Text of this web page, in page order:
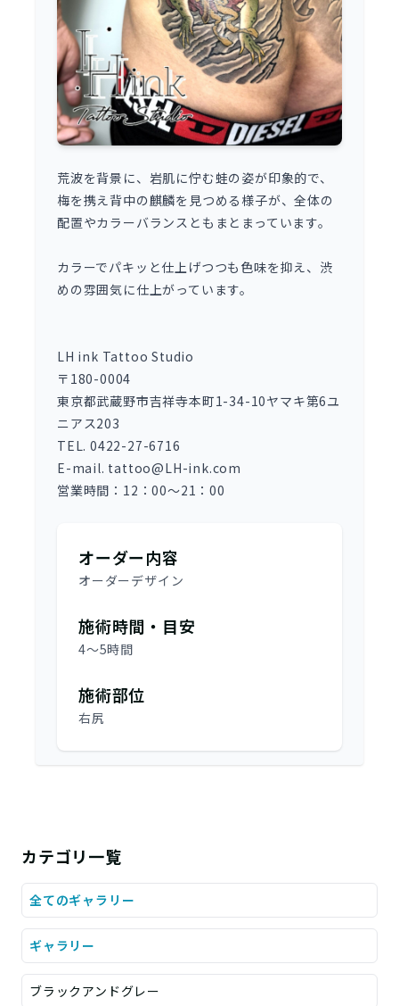
荒波を背景に、岩肌に佇む蛙の姿が印象的で、
梅を携え背中の麒麟を見つめる様子が、全体の
配置やカラーバランスともまとまっています。
カラーでパキッと仕上げつつも色味を抑え、渋
めの雰囲気に仕上がっています。
LH ink Tattoo Studio
〒180-0004
東京都武蔵野市吉祥寺本町1-34-10ヤマキ第6ユ
ニアス203
TEL. 0422-27-6716
E-mail. tattoo@LH-ink.com
営業時間：12：00～21：00
オーダー内容
オーダーデザイン
施術時間・目安
4～5時間
施術部位
右尻
カテゴリ一覧
全てのギャラリー
ギャラリー
ブラックアンドグレー